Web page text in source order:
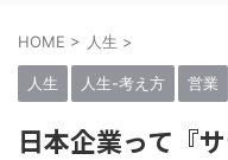
HOME > 人生 >
人生 人生-考え方 営業
日本企業って『